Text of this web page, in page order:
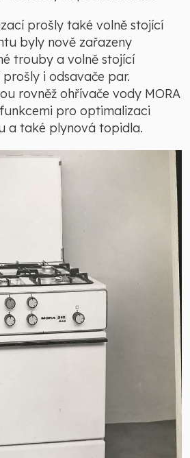
prošly také volně stojící
byly nově zařazeny
trouby a volně stojící
i odsavače par.
rovněž ohřívače vody MORA
pro optimalizaci
a také plynová topidla.